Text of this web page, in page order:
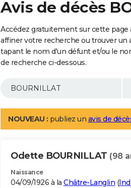
Avis de décès
Accédez gratuitement sur cette page
affiner votre recherche ou trouver un
tapant le nom d'un défunt et/ou le
de recherche ci-dessous.
NOUVEAU : publiez un avis de
Odette BOURNILLAT (98
Naissance
04/09/1926 à la Châtre-Langlin (